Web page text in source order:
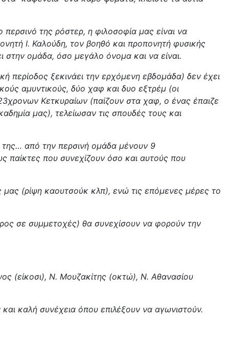
της ρόστερ, η φιλοσοφία μας είναι να
Ι. Καλούδη, τον βοηθό και προπονητή φυσικής
ομάδα, όσο μεγάλο όνομα και να είναι.
περίοδος ξεκινάει την ερχόμενη εβδομάδα) δεν έχει
αμυντικούς, δύο χαφ και δυο εξτρέμ (οι
Κετκυραίων (παίζουν στα χαφ, ο ένας έπαιζε
μας), τελείωσαν τις σπουδές τους και
από την περσινή ομάδα μένουν 9
παίκτες που συνεχίζουν όσο και αυτούς που
(ρίψη καουτσούκ κλπ), ενώ τις επόμενες μέρες το
σε συμμετοχές) θα συνεχίσουν να φορούν την
(είκοσι), Ν. Μουζακίτης (οκτώ), Ν. Αθανασίου
καλή συνέχεια όπου επιλέξουν να αγωνιστούν.